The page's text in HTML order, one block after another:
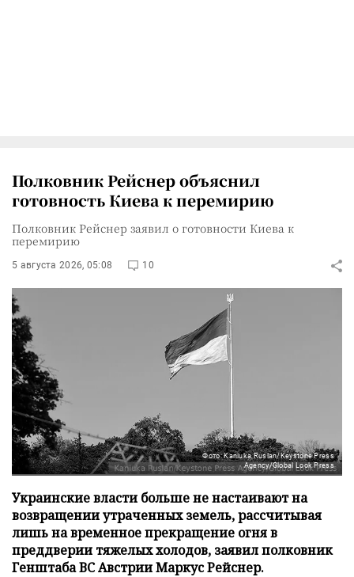
Полковник Рейснер объяснил
готовность Киева к перемирию
Полковник Рейснер заявил о готовности Киева к
перемирию
5 августа 2026, 05:08 10
Фото: Kaniuka Ruslan/Keystone Press
Agency/Global Look Press
Украинские власти больше не настаивают на
возвращении утраченных земель, рассчитывая
лишь на временное прекращение огня в
преддверии тяжелых холодов, заявил полковник
Генштаба ВС Австрии Маркус Рейснер.